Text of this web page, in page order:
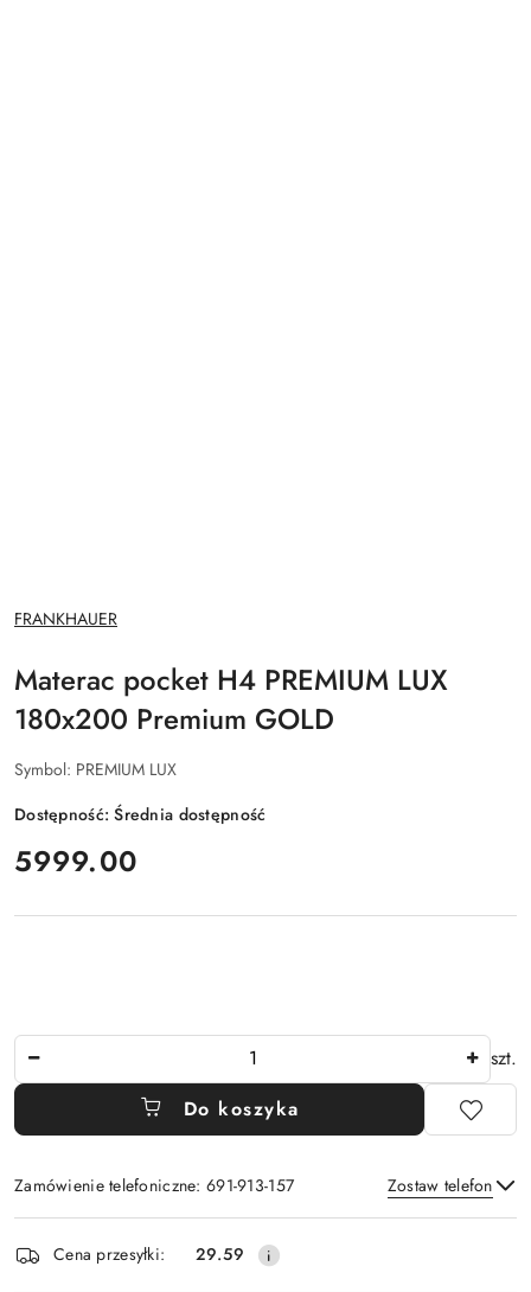
NAZWA
PRODUCENTA:
FRANKHAUER
Materac pocket H4 PREMIUM LUX
180x200 Premium GOLD
Symbol: PREMIUM LUX
Dostępność:Średnia dostępność
cena:
5999.00
szt.
Do koszyka
Zamówienie telefoniczne: 691-913-157 Zostaw telefon
Dostępność
i
Cena przesyłki: 29.59